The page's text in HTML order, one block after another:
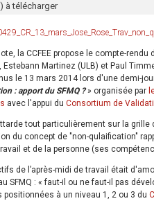
à télécharger
la CCFEE propose le compte-
, Estebann Martinez (ULB) et Paul
le 13 mars 2014 lors d'une demi-
: apport du SFMQ ?» organisée par
avec l'appui du Consortium de
tout particulièrement sur la grille
du concept de "non-qulaification"
et de la personne (ses
de l’après-midi de travail était
SFMQ : « faut-il ou ne faut-il pas
positionnées à un niveau 1, 2 ou 3 du